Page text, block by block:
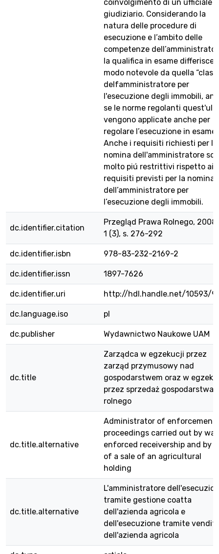
coinvolgimento di un ufficiale
giudiziario. Considerando la
natura delle procedure di
esecuzione e l’ambito delle
competenze
la qualifica in esame differisce
modo notevole da quella
delfamministratore per
l'esecuzione degli immobili,
se le norme regolanti
vengono applicate anche per
regolare l’esecuzione in esame.
Anche i requisiti richiesti per la
nomina dell'amministratore
molto piú restrittivi rispetto ai
requisiti previsti per la nomina
dell’amministratore per
l’esecuzione degli immobili.
dc.identifier.citation
Przegląd Prawa Rolnego, 2008
1 (3), s. 276-292
dc.identifier.isbn 978-83-232-2169-2
dc.identifier.issn 1897-7626
dc.identifier.uri http://hdl.handle.net/10593/
dc.language.iso pl
dc.publisher Wydawnictwo Naukowe UAM
dc.title
Zarządca w egzekucji przez
zarząd przymusowy nad
gospodarstwem oraz w
przez sprzedaż gospodarstwa
rolnego
dc.title.alternative
Administrator of enforcement
proceedings carried out by
enforced receivership and by
of a sale of an agricultural
holding
dc.title.alternative
L'amministratore
tramite gestione coatta
dell'azienda agricola e
dell'esecuzione tramite
dell'azienda agricola